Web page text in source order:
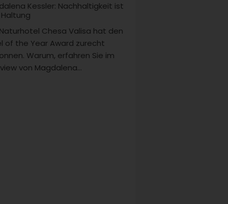
Kessler: Nachhaltigkeit ist
Chesa Valisa hat den
of the Year Award zurecht
Warum, erfahren Sie im
von Magdalena...